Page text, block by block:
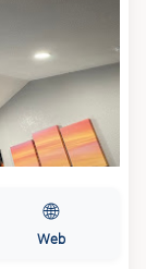
🌐
Web